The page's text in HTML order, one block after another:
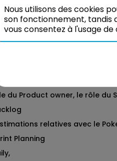
Stories
du Product owner, le rôle du
relatives avec le
Planning
Nous utilisons des cookies
son fonctionnement, tandis
vous consentez à l'usage